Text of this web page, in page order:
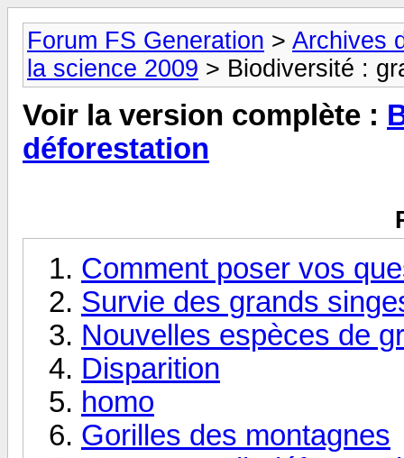
Forum FS Generation > Archives
la science 2009 > Biodiversité :
Voir la version complète :
déforestation
Comment poser vos
Survie des grands
Nouvelles espèces de
Disparition
homo
Gorilles des montagnes